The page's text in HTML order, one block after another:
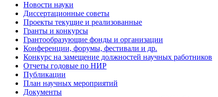
Новости науки
Диссертационные советы
Проекты текущие и реализованные
Гранты и конкурсы
Грантообразующие фонды и организации
Конференции, форумы, фестивали и др.
Конкурс на замещение должностей научных работников
Отчеты годовые по НИР
Публикации
План научныx мероприятий
Документы